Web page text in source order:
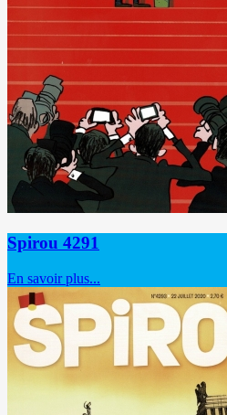
Spirou 4291
En savoir plus...